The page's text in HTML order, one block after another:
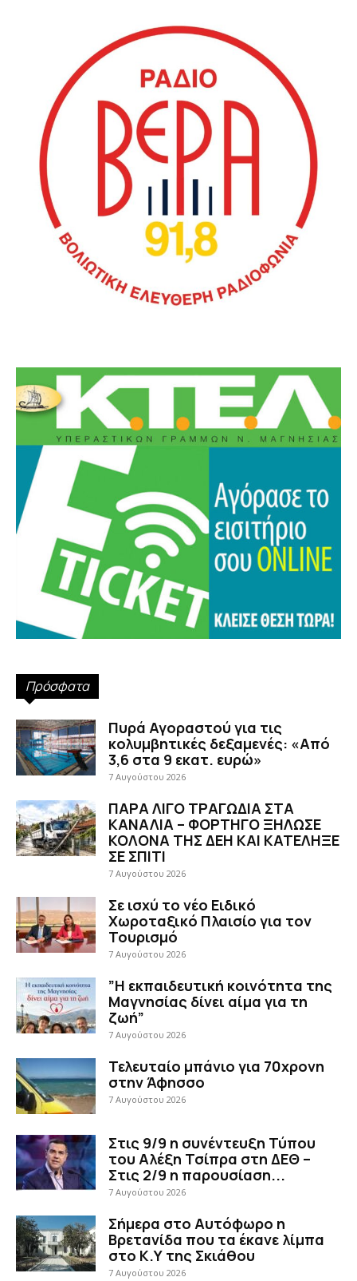
Πρόσφατα
Πυρά Αγοραστού για τις
κολυμβητικές δεξαμενές: «Από
3,6 στα 9 εκατ. ευρώ»
7 Αυγούστου 2026
ΠΑΡΑ ΛΙΓΟ ΤΡΑΓΩΔΙΑ ΣΤΑ
ΚΑΝΑΛΙΑ – ΦΟΡΤΗΓΟ ΞΗΛΩΣΕ
ΚΟΛΟΝΑ ΤΗΣ ΔΕΗ ΚΑΙ ΚΑΤΕΛΗΞΕ
ΣΕ ΣΠΙΤΙ
7 Αυγούστου 2026
Σε ισχύ το νέο Ειδικό
Χωροταξικό Πλαισίο για τον
Τουρισμό
7 Αυγούστου 2026
”Η εκπαιδευτική κοινότητα της
Μαγνησίας δίνει αίμα για τη
ζωή”
7 Αυγούστου 2026
Τελευταίο μπάνιο για 70χρονη
στην Άφησσο
7 Αυγούστου 2026
Στις 9/9 η συνέντευξη Τύπου
του Αλέξη Τσίπρα στη ΔΕΘ –
Στις 2/9 η παρουσίαση...
7 Αυγούστου 2026
Σήμερα στο Αυτόφωρο η
Βρετανίδα που τα έκανε λίμπα
στο Κ.Υ της Σκιάθου
7 Αυγούστου 2026